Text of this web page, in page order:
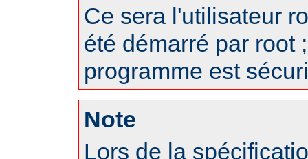
Ce sera l'utilisateur
été démarré par root
programme est
Note
Lors de la